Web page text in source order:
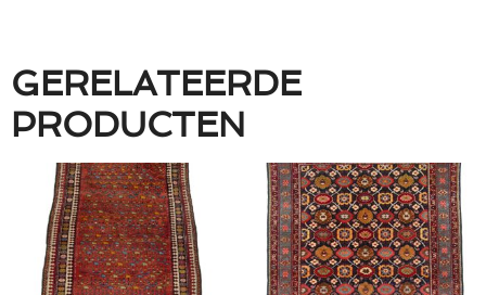
GERELATEERDE
PRODUCTEN